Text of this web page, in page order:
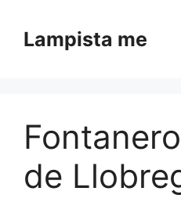
Lampista me
de